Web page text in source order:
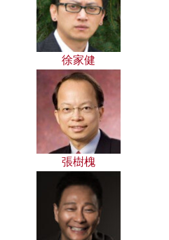
徐家健
張樹槐